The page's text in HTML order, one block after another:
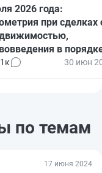
2026 года:
при сделках
в
детских
1к 30 июн
по темам
17 июня 2024